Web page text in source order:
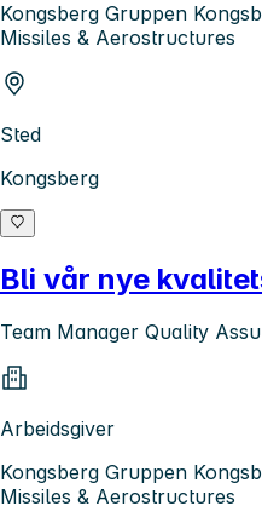
Kongsberg Gruppen
Missiles & Aerostructures
Sted
Kongsberg
Bli vår nye
Team Manager Quality
Arbeidsgiver
Kongsberg Gruppen
Missiles & Aerostructures